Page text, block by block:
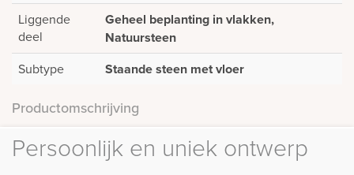
Liggende
deel
Geheel beplanting in vlakken,
Natuursteen
Subtype Staande steen met vloer
Productomschrijving
Persoonlijk en uniek ontwerp